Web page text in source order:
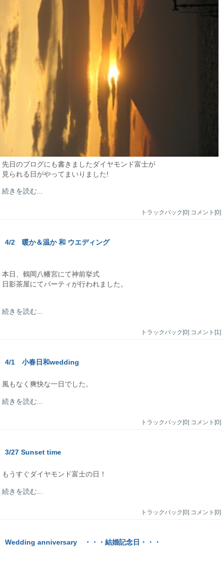
先日のブログにも書きましたダイヤモンド富士が
見られる日がやってまいりました!
続きを読む...
トラックバック[0] コメント[0]
4/2 暖か＆温か 和 ウエディング
本日、鶴岡八幡宮にて神前挙式
日影茶屋にてパーティが行われました。
続きを読む...
トラックバック[0] コメント[1]
4/1 小春日和wedding
風もなく爽快な一日でした。
続きを読む...
トラックバック[0] コメント[0]
3/27 Sunset time
もうすぐダイヤモンド富士の日！
続きを読む...
トラックバック[0] コメント[0]
Wedding anniversary ・・・結婚記念日・・・